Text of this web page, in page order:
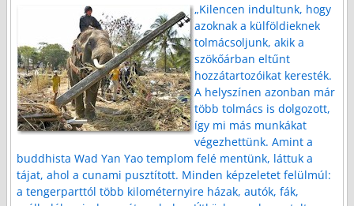
„Kilencen indultunk, hogy
azoknak a külföldieknek
tolmácsoljunk, akik a
szökőárban eltűnt
hozzátartozóikat keresték.
A helyszínen azonban már
több tolmács is dolgozott,
így mi más munkákat
végezhettünk. Amint a
buddhista Wad Yan Yao templom felé mentünk, láttuk a
tájat, ahol a cunami pusztított. Minden képzeletet felülmúl:
a tengerparttól több kilométernyire házak, autók, fák,